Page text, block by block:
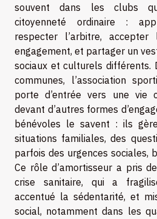
souvent dans les clubs
citoyenneté ordinaire :
respecter l’arbitre,
engagement, et partager un
sociaux et culturels différents.
communes, l’association
porte d’entrée vers une vie
devant d’autres formes
bénévoles le savent : ils
situations familiales, des
parfois des urgences sociales,
Ce rôle d’amortisseur a pris
crise sanitaire, qui a
accentué la sédentarité, et
social, notamment dans les